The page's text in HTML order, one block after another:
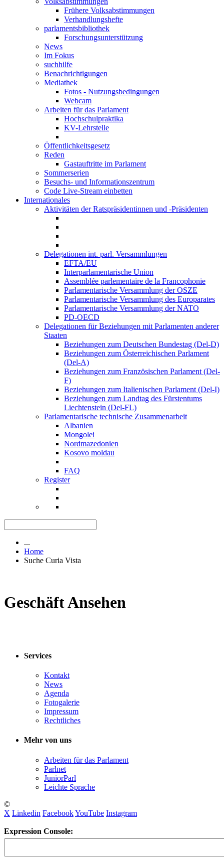
Frühere Volksabstimmungen
Verhandlungshefte
parlamentsbibliothek
Forschungsunterstützung
News
Im Fokus
suchhilfe
Benachrichtigungen
Mediathek
Fotos - Nutzungsbedingungen
Webcam
Arbeiten für das Parlament
Hochschulpraktika
KV-Lehrstelle
Öffentlichkeitsgesetz
Reden
Gastauftritte im Parlament
Sommerserien
Besuchs- und Informationszentrum
Code Live-Stream einbetten
Internationales
Aktivitäten der Ratspräsidentinnen und -Präsidenten
Delegationen int. parl. Versammlungen
EFTA/EU
Interparlamentarische Union
Assemblée parlementaire de la Francophonie
Parlamentarische Versammlung der OSZE
Parlamentarische Versammlung des Europarates
Parlamentarische Versammlung der NATO
PD-OECD
Delegationen für Beziehungen mit Parlamenten anderer
Staaten
Beziehungen zum Deutschen Bundestag (Del-D)
Beziehungen zum Österreichischen Parlament
(Del-A)
Beziehungen zum Französischen Parlament (Del-
F)
Beziehungen zum Italienischen Parlament (Del-I)
Beziehungen zum Landtag des Fürstentums
Liechtenstein (Del-FL)
Parlamentarische technische Zusammenarbeit
Albanien
Mongolei
Nordmazedonien
Kosovo moldau
FAQ
Register
...
Home
Suche Curia Vista
Geschäft Ansehen
Services
Kontakt
News
Agenda
Fotogalerie
Impressum
Rechtliches
Mehr von uns
Arbeiten für das Parlament
Parlnet
JuniorParl
Leichte Sprache
©
X Linkedin FacebookYouTube Instagram
Expression Console: